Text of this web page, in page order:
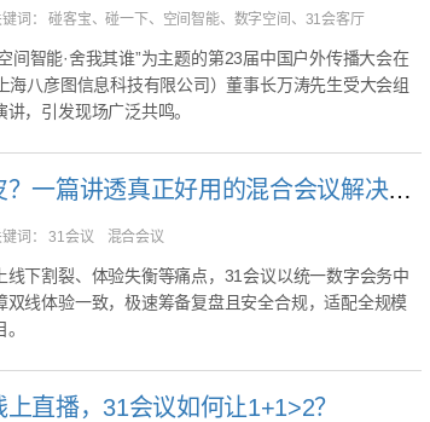
键词：碰客宝、碰一下、空间智能、数字空间、31会客厅
间智能·舍我其谁”为主题的第23届中国户外传播大会在
海八彦图信息科技有限公司）董事长万涛先生受大会组
，引发现场广泛共鸣。
线上线下两张皮？一篇讲透真正好用的混合会议解决方案
键词：31会议 混合会议
线下割裂、体验失衡等痛点，31会议以统一数字会务中
双线体验一致，极速筹备复盘且安全合规，适配全规模
直播，31会议如何让1+1>2？